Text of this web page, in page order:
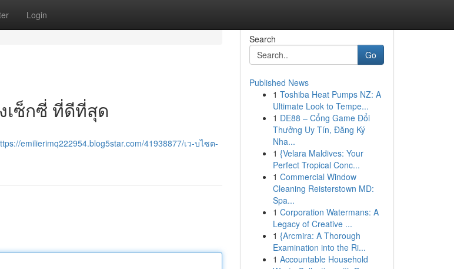
Login
ซ็กซี่ ที่ดีที่สุด
emilierimq222954.blog5star.com/41938877/เว-บไซต-
Search
Go
Published News
1 Toshiba Heat Pumps NZ: A
Ultimate Look to Tempe...
1 DE88 – Cổng Game Đổi
Thưởng Uy Tín, Đăng Ký
Nha...
1 {Velara Maldives: Your
Perfect Tropical Conc...
1 Commercial Window
Cleaning Reisterstown MD:
Spa...
1 Corporation Watermans: A
Legacy of Creative ...
1 {Arcmira: A Thorough
Examination into the Ri...
1 Accountable Household